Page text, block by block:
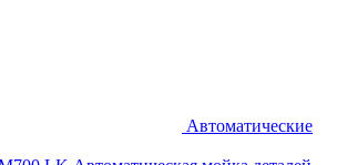
Автоматические